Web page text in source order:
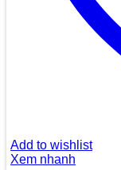
Add to wishlist
Xem nhanh